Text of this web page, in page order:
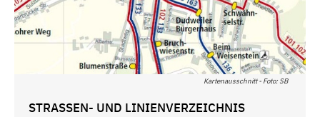
Kartenausschnitt - Foto: SB
STRASSEN- UND LINIENVERZEICHNIS